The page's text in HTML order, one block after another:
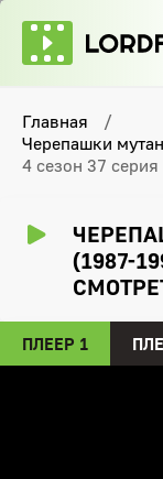
Главная
Черепашки
4 сезон 37 серия
(1987-
ПЛЕЕР 1